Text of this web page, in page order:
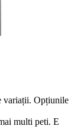
variații. Opțiunile
multi peti. E